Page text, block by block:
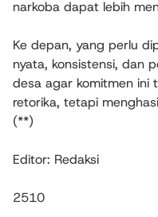
narkoba dapat lebih
Ke depan, yang perlu
nyata, konsistensi, dan
desa agar komitmen ini
retorika, tetapi
(**)
Editor: Redaksi
2510